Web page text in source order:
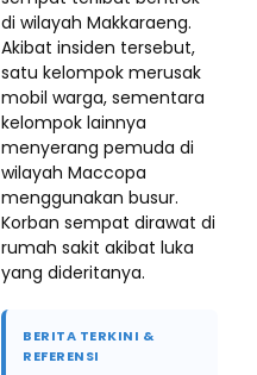
di wilayah Makkaraeng.
Akibat insiden tersebut,
satu kelompok merusak
mobil warga, sementara
kelompok lainnya
menyerang pemuda di
wilayah Maccopa
menggunakan busur.
Korban sempat dirawat di
rumah sakit akibat luka
yang dideritanya.
BERITA TERKINI &
REFERENSI